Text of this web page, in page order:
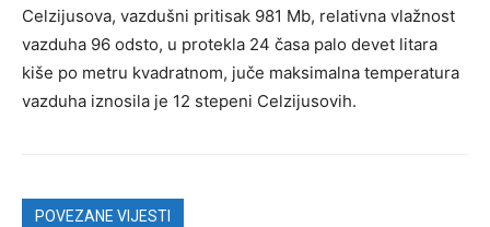
Celzijusova, vazdušni pritisak 981 Mb, relativna vlažnost
vazduha 96 odsto, u protekla 24 časa palo devet litara
kiše po metru kvadratnom, juče maksimalna temperatura
vazduha iznosila je 12 stepeni Celzijusovih.
POVEZANE VIJESTI